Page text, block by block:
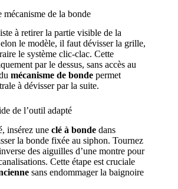
de la bonde
à retirer la partie visible de la
le modèle, il faut dévisser la grille,
le système clic-clac. Cette
par le dessus, sans accès au
mécanisme de bonde permet
à dévisser par la suite.
de l’outil adapté
insérez une clé à bonde dans
la bonde fixée au siphon. Tournez
des aiguilles d’une montre pour
Cette étape est cruciale
sans endommager la baignoire